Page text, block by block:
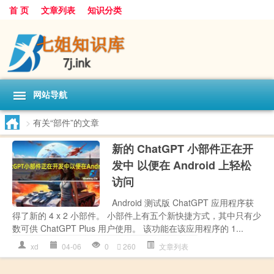
首 页 文章列表 知识分类
网站导航
> 有关“部件”的文章
新的 ChatGPT 小部件正在开
发中 以便在 Android 上轻松
访问
Android 测试版 ChatGPT 应用程序获
得了新的 4 x 2 小部件。 小部件上有五个新快捷方式，其中只有少
数可供 ChatGPT Plus 用户使用。 该功能在该应用程序的 1...
xd 04-06 0 260 文章列表